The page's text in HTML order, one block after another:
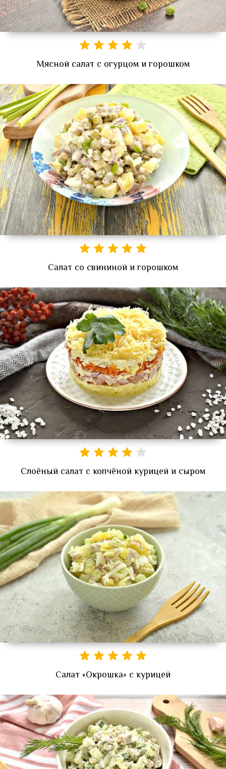
Мясной салат с огурцом и горошком
Салат со свининой и горошком
Слоёный салат с копчёной курицей и сыром
Салат «Окрошка» с курицей